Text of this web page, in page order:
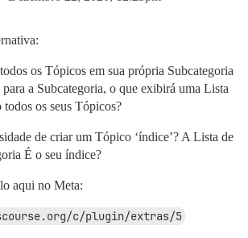
os Tópicos em sua própria Subcategoria
a Subcategoria, o que exibirá uma Lista
os seus Tópicos?
de criar um Tópico ‘índice’? A Lista de
É o seu índice?
aqui no Meta:
c/plugin/extras/5